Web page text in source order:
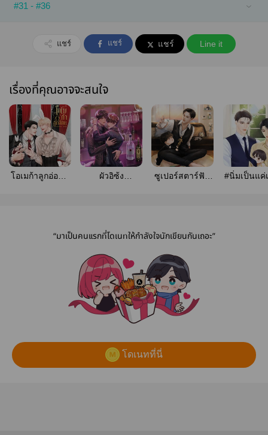
#31 - #36
แชร์ แชร์ แชร์ Line it
เรื่องที่คุณอาจจะสนใจ
โอเมก้าลูกอ่อน (
ผัวอิซ้ง
ซูเปอร์สตาร์ฟัน
#นิ่มเป็นแค่
“มาเป็นคนแรกที่โดเนทให้กำลังใจนักเขียนกันเถอะ”
โดเนทที่นี่